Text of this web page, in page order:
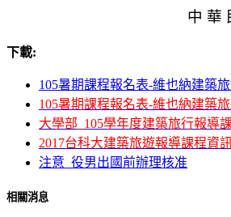
中 華
下載:
105暑期課程報名表-維也納建築
105暑期課程報名表-維也納建築
大學部_105學年度建築旅行報導
2017台科大建築旅遊報導課程資
注意_役男出國前辦理核准
相關消息